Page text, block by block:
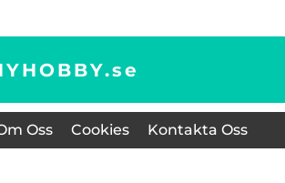
se
Oss Cookies Kontakta Oss